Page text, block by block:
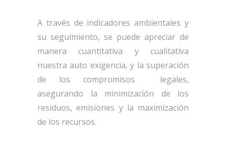
A través de indicadores ambientales y
su seguimiento, se puede apreciar de
manera cuantitativa y cualitativa
nuestra auto exigencia, y la superación
de los compromisos legales,
asegurando la minimización de los
residuos, emisiones y la maximización
de los recursos.